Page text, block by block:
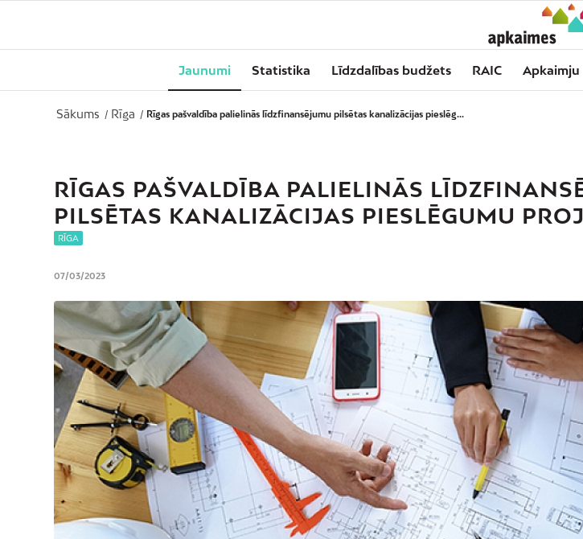
Jaunumi Statistika Līdzdalības budžets RAIC Apkaimju
Sākums / Rīga / Rīgas pašvaldība palielinās līdzfinansējumu pilsētas kanalizācijas pieslēg...
RĪGAS PAŠVALDĪBA PALIELINĀS
PILSĒTAS KANALIZĀCIJAS PIESLĒGUMU
RĪGA
07/03/2023